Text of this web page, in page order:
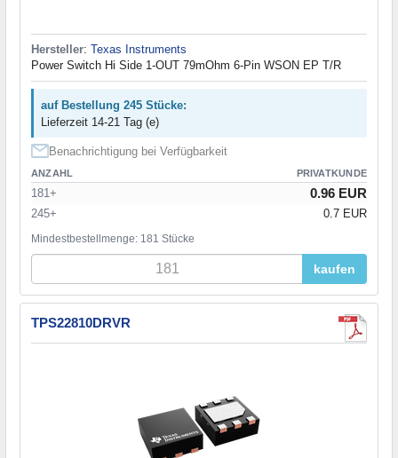
Hersteller: Texas Instruments
Power Switch Hi Side 1-OUT 79mOhm 6-Pin WSON EP T/R
auf Bestellung 245 Stücke:
Lieferzeit 14-21 Tag (e)
Benachrichtigung bei Verfügbarkeit
ANZAHL PRIVATKUNDE
181+ 0.96 EUR
245+ 0.7 EUR
Mindestbestellmenge: 181 Stücke
kaufen
TPS22810DRVR